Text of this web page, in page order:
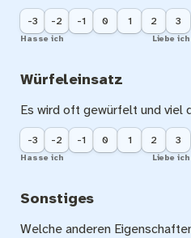
-3 -2 -1 0 1 2 3
Hasse ich Liebe ich
Würfeleinsatz
Es wird oft gewürfelt und viel
-3 -2 -1 0 1 2 3
Hasse ich Liebe ich
Sonstiges
Welche anderen